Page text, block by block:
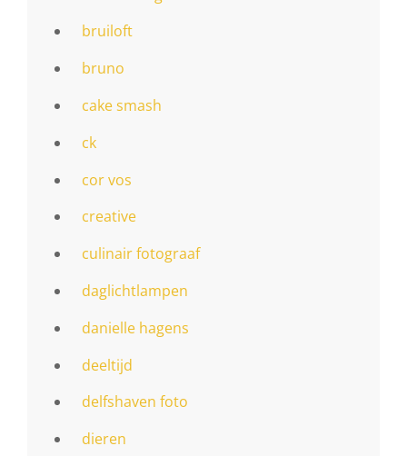
bruiloft
bruno
cake smash
ck
cor vos
creative
culinair fotograaf
daglichtlampen
danielle hagens
deeltijd
delfshaven foto
dieren